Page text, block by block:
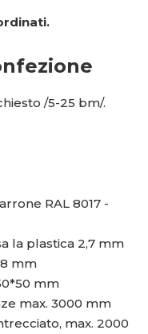
/5-25 bm/.
RAL 8017 -
la plastica 2,7 mm
mm
mm
max. 3000 mm
max. 2000